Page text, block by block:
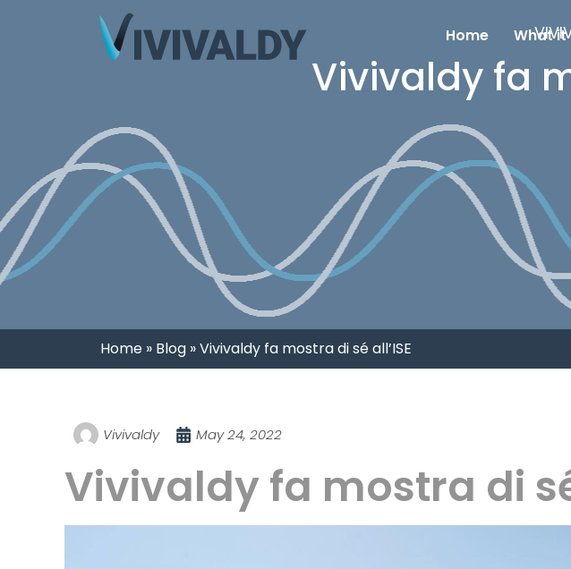
Home What it
Vivivaldy fa
Home » Blog »Vivivaldy fa mostra di sé all’ISE
Vivivaldy May 24, 2022
Vivivaldy fa mostra di sé